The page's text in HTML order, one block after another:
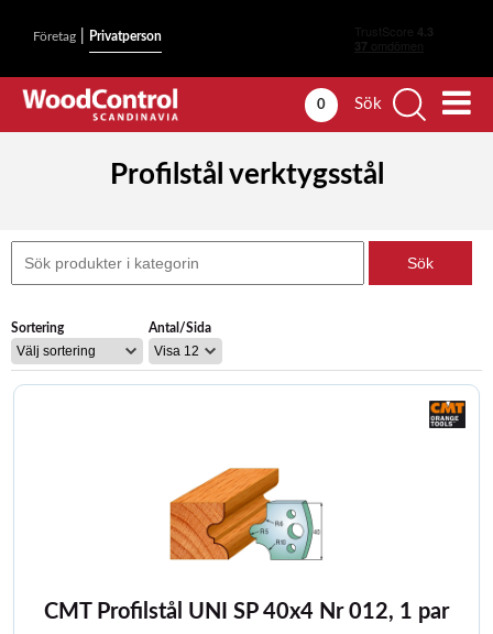
Företag Privatperson
0 Sök
Profilstål verktygsstål
Sortering Antal/Sida
CMT Profilstål UNI SP 40x4 Nr 012, 1 par